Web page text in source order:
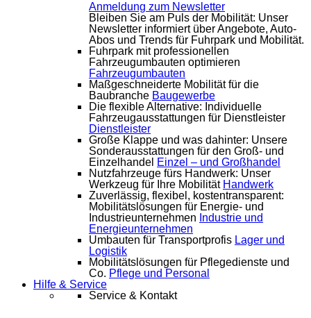
Anmeldung zum Newsletter
Bleiben Sie am Puls der Mobilität: Unser
Newsletter informiert über Angebote, Auto-
Abos und Trends für Fuhrpark und Mobilität.
Fuhrpark mit professionellen
Fahrzeugumbauten optimieren
Fahrzeugumbauten
Maßgeschneiderte Mobilität für die
Baubranche Baugewerbe
Die flexible Alternative: Individuelle
Fahrzeugausstattungen für Dienstleister
Dienstleister
Große Klappe und was dahinter: Unsere
Sonderausstattungen für den Groß- und
Einzelhandel Einzel – und Großhandel
Nutzfahrzeuge fürs Handwerk: Unser
Werkzeug für Ihre Mobilität Handwerk
Zuverlässig, flexibel, kostentransparent:
Mobilitätslösungen für Energie- und
Industrieunternehmen Industrie und
Energieunternehmen
Umbauten für Transportprofis Lager und
Logistik
Mobilitätslösungen für Pflegedienste und
Co. Pflege und Personal
Hilfe & Service
Service & Kontakt